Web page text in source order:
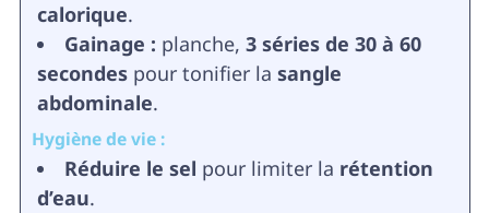
calorique.
Gainage : planche, 3 séries de 30 à 60
secondespour tonifier la sangle
abdominale.
Hygiène de vie :
Réduire le sel pour limiter la rétention
d’eau.